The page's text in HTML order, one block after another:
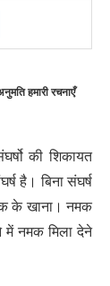
हमारी रचनाएँ
की शिकायत
है। बिना संघर्ष
के खाना। नमक
में नमक मिला देने